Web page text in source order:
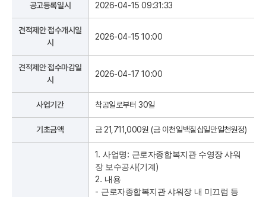
공고등록일시 2026-04-15 09:31:33
견적제안 접수개시일
시
2026-04-15 10:00
견적제안 접수마감일
시
2026-04-17 10:00
사업기간 착공일로부터 30일
기초금액 금 21,711,000원 (금 이천일백칠십일만일천원정)
1. 사업명 : 근로자종합복지관 수영장 샤워
장 보수공사(기계 )
2. 내용
- 근로자종합복지관 샤워장 내 미끄럼 등